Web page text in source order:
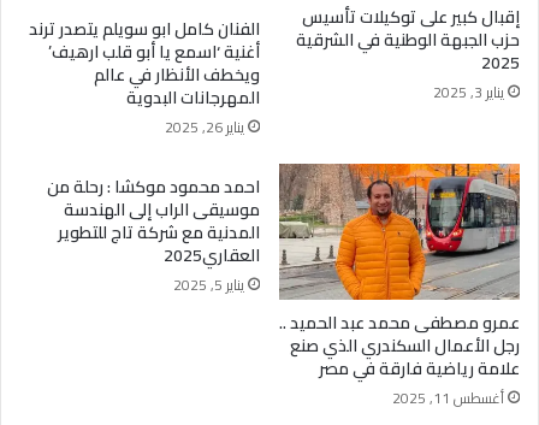
إقبال كبير على توكيلات تأسيس
حزب الجبهة الوطنية في الشرقية
2025
يناير 3, 2025
الفنان كامل ابو سويلم يتصدر ترند
أغنية ‘اسمع يا أبو قلب ارهيف’
ويخطف الأنظار في عالم
المهرجانات البدوية
يناير 26, 2025
عمرو مصطفى محمد عبد الحميد ..
رجل الأعمال السكندري الذي صنع
علامة رياضية فارقة في مصر
أغسطس 11, 2025
احمد محمود موكشا : رحلة من
موسيقى الراب إلى الهندسة
المدنية مع شركة تاج للتطوير
العقاري2025
يناير 5, 2025